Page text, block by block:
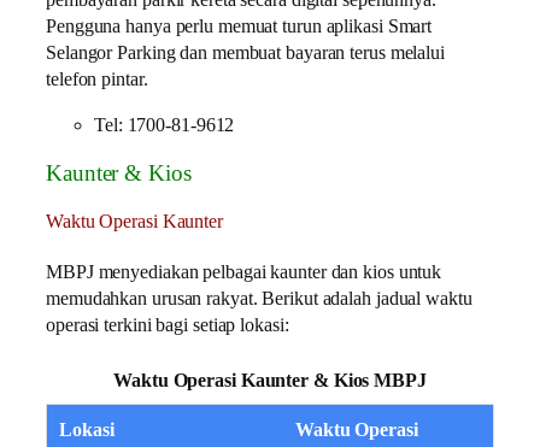
Pengguna hanya perlu memuat turun aplikasi Smart
Selangor Parking dan membuat bayaran terus melalui
telefon pintar.
Tel: 1700-81-9612
Kaunter & Kios
Waktu Operasi Kaunter
MBPJ menyediakan pelbagai kaunter dan kios untuk
memudahkan urusan rakyat. Berikut adalah jadual waktu
operasi terkini bagi setiap lokasi:
Waktu Operasi Kaunter & Kios MBPJ
Lokasi
Waktu Operasi